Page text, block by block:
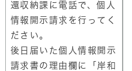
還収納課に電話で、個人
情報開示請求を行ってく
ださい。
後日届いた個人情報開示
請求書の理由欄に「岸和